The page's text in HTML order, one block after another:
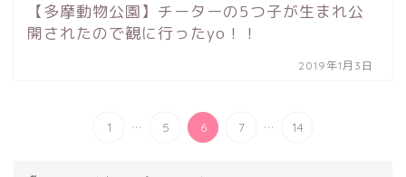
【多摩動物公園】チーターの5つ子が生まれ公
開されたので観に行ったyo！！
2019年1月3日
1 ... 5 6 7 ... 14